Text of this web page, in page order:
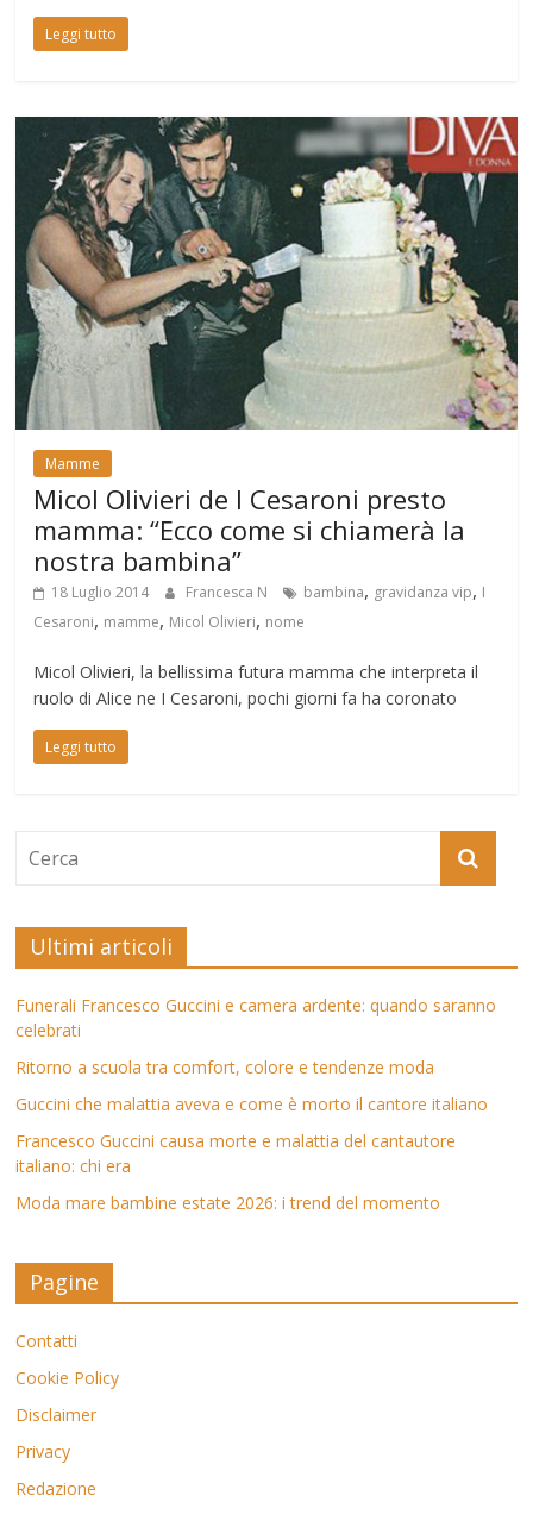
Leggi tutto
Mamme
Micol Olivieri de I Cesaroni presto
mamma: “Ecco come si chiamerà la
nostra bambina”
18 Luglio 2014 Francesca N bambina, gravidanza vip, I
Cesaroni, mamme, Micol Olivieri, nome
Micol Olivieri, la bellissima futura mamma che interpreta il
ruolo di Alice ne I Cesaroni, pochi giorni fa ha coronato
Leggi tutto
Ultimi articoli
Funerali Francesco Guccini e camera ardente: quando saranno
celebrati
Ritorno a scuola tra comfort, colore e tendenze moda
Guccini che malattia aveva e come è morto il cantore italiano
Francesco Guccini causa morte e malattia del cantautore
italiano: chi era
Moda mare bambine estate 2026: i trend del momento
Pagine
Contatti
Cookie Policy
Disclaimer
Privacy
Redazione